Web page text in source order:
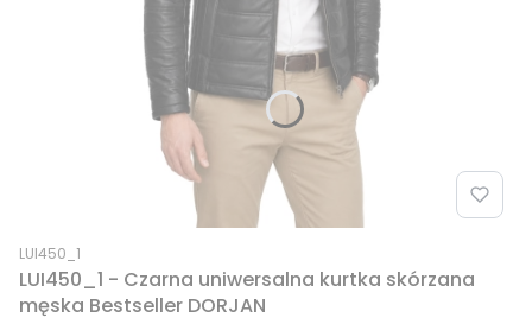
Kod produktu
LUI450_1
LUI450_1 - Czarna uniwersalna kurtka skórzana
męska Bestseller DORJAN